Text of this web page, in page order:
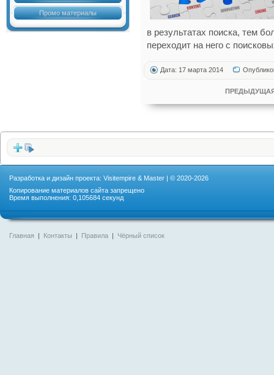
Промо материалы
в результатах поиска, тем
переходит на него с
Дата: 17 марта 2014
Разработка и дизайн проекта: Visitempire & Master | © 2020-2026
Копирование материалов сайта запрещено
Время выполнения: 0,105684 секунд
Главная | Контакты | Правила | Чёрный список